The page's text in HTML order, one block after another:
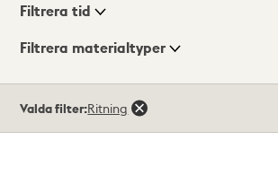
Visningsläge
Filtrera tid
Filtrera materialtyper
träffar
Valda filter:Ritning